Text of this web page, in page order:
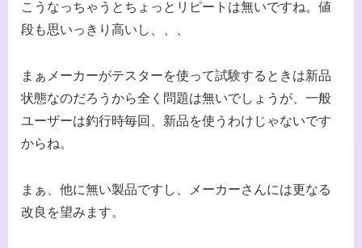
こうなっちゃうとちょっとリピートは無いですね。値
段も思いっきり高いし、、、
まぁメーカーがテスターを使って試験するときは新品
状態なのだろうから全く問題は無いでしょうが、一般
ユーザーは釣行時毎回、新品を使うわけじゃないです
からね。
まぁ、他に無い製品ですし、メーカーさんには更なる
改良を望みます。